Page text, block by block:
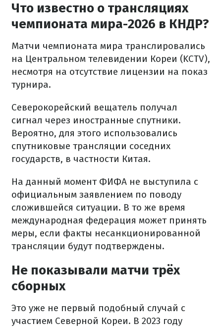
Что известно о трансляциях
чемпионата мира-2026 в КНДР?
Матчи чемпионата мира транслировались
на Центральном телевидении Кореи (KCTV),
несмотря на отсутствие лицензии на показ
турнира.
Северокорейский вещатель получал
сигнал через иностранные спутники.
Вероятно, для этого использовались
спутниковые трансляции соседних
государств, в частности Китая.
На данный момент ФИФА не выступила с
официальным заявлением по поводу
сложившейся ситуации. В то же время
международная федерация может принять
меры, если факты несанкционированной
трансляции будут подтверждены.
Не показывали матчи трёх
сборных
Это уже не первый подобный случай с
участием Северной Кореи. В 2023 году